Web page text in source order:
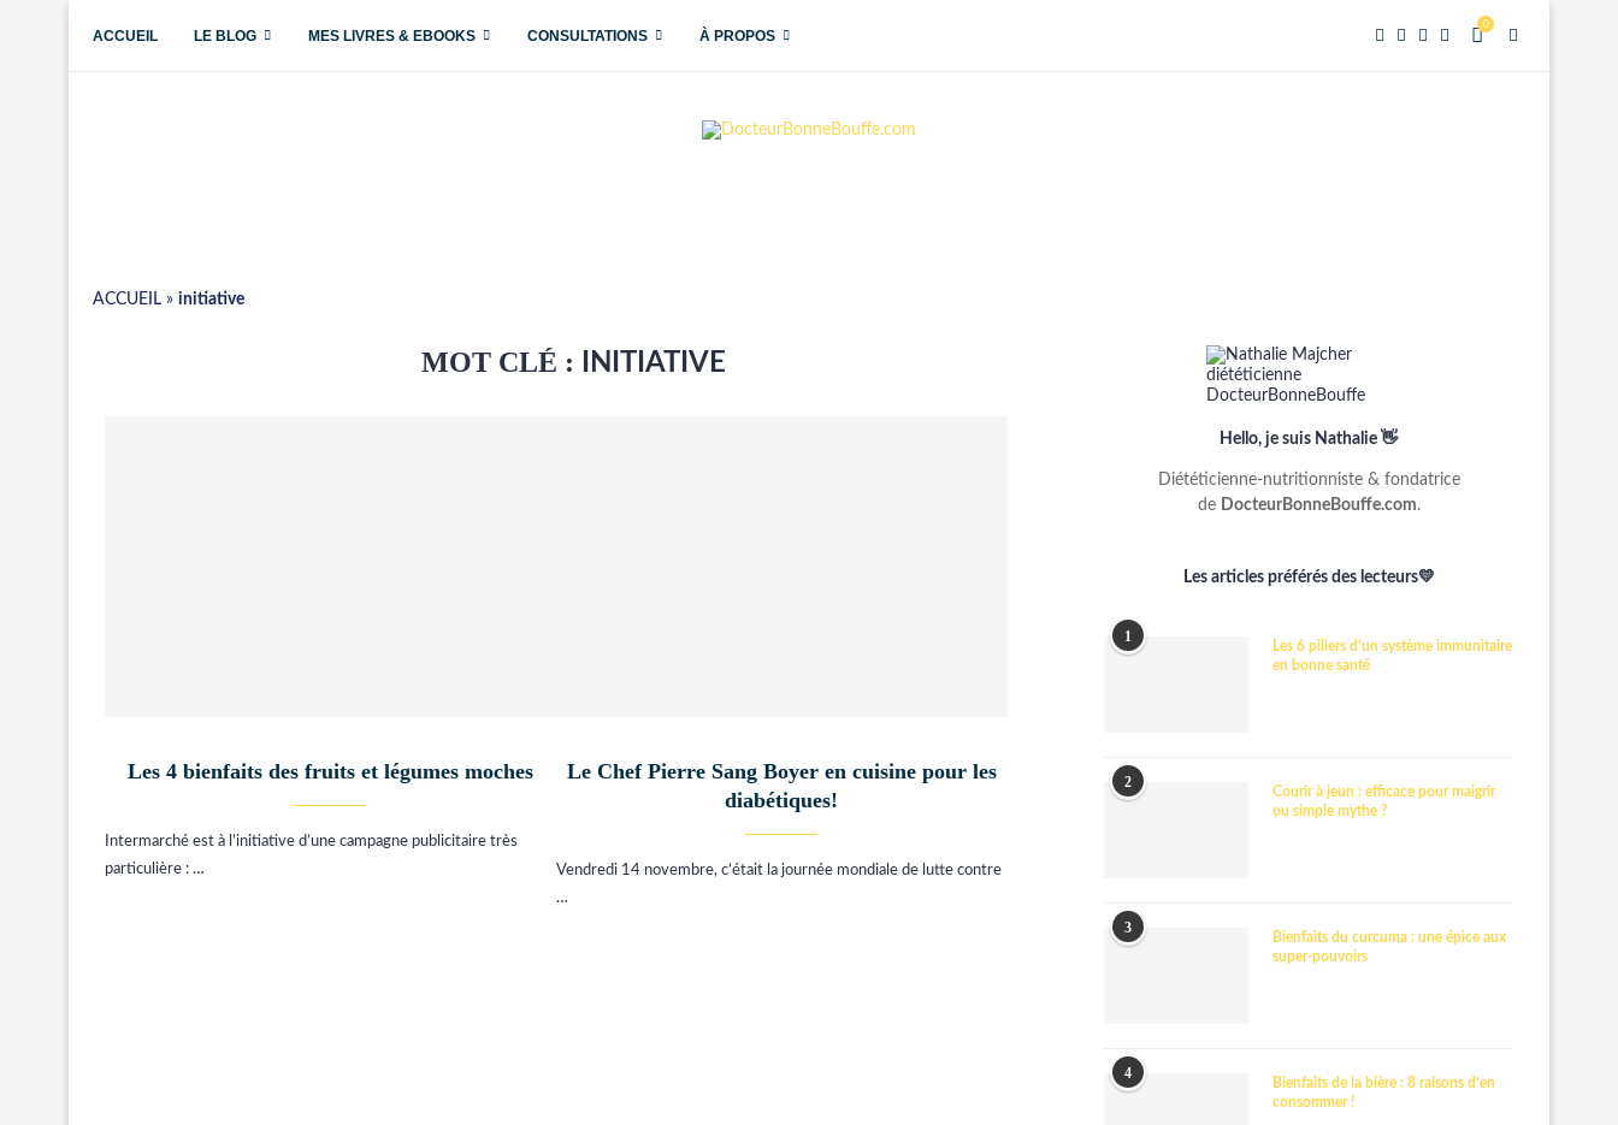
ACCUEIL LE BLOG MES LIVRES & EBOOKS CONSULTATIONS À PROPOS
0
ACCUEIL » initiative
MOT CLÉ : INITIATIVE
Les 4 bienfaits des fruits et légumes moches
Intermarché est à l’initiative d’une campagne publicitaire très
particulière : …
Le Chef Pierre Sang Boyer en cuisine pour les
diabétiques!
Vendredi 14 novembre, c’était la journée mondiale de lutte contre
…
Hello, je suis Nathalie 👋
Diététicienne-nutritionniste & fondatrice
de DocteurBonneBouffe.com.
Les articles préférés des lecteurs💛
1
Les 6 piliers d’un système immunitaire
en bonne santé
2
Courir à jeun : efficace pour maigrir
ou simple mythe ?
3
Bienfaits du curcuma : une épice aux
super-pouvoirs
4
Bienfaits de la bière : 8 raisons d’en
consommer !